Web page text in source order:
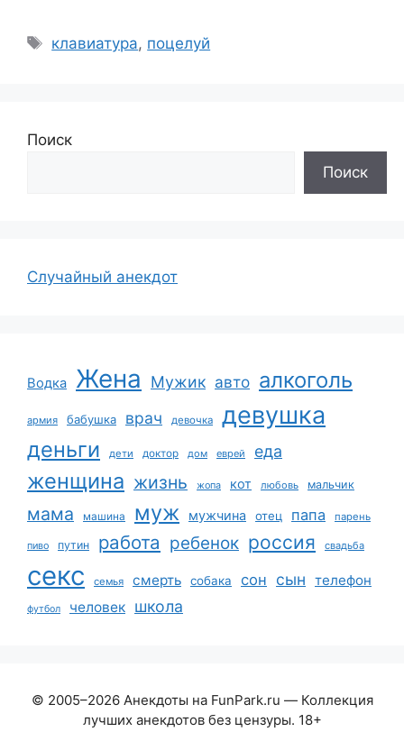
Метки
клавиатура, поцелуй
Поиск
Поиск
Случайный анекдот
Водка Жена Мужик авто алкоголь
армия бабушка врач девочка девушка
деньги дети доктор дом еврей еда
женщина жизнь жопа кот любовь мальчик
мама машина муж мужчина отец папа парень
пиво путин работа ребенок россия свадьба
секс семья смерть собака сон сын телефон
футбол человек школа
© 2005–2026 Анекдоты на FunPark.ru — Коллекция
лучших анекдотов без цензуры. 18+